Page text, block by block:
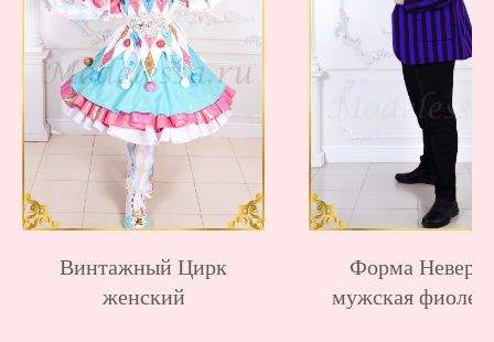
Винтажный Цирк
женский
Форма
мужская
ИП Серикова Людмила Александровна
ОГРН 306231007600031 ИНН 231004836240
г. Краснодар, ул. Адыгейская набережная 264
Мы работаем:
пн-пт: 8:00 —
17:00
Политика обработки персональных данных
© 2013 — 2026 «Модельесса» Все права
защищены. При использовании материалов
с сайта, ссылка на источник обязательна.